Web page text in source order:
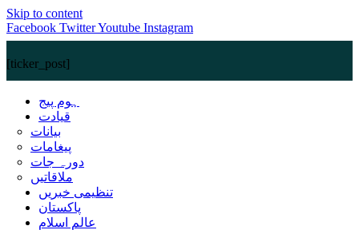
Skip to content
Facebook TwitterYoutube Instagram
[ticker_post]
ہوم پیج
قیادت
بیانات
پیغامات
دورہ جات
ملاقاتیں
تنظیمی خبریں
پاکستان
عالم اسلام